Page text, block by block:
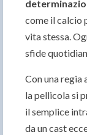
come il calcio
vita stessa.
sfide
Con una regia
la pellicola si
il semplice
da un cast